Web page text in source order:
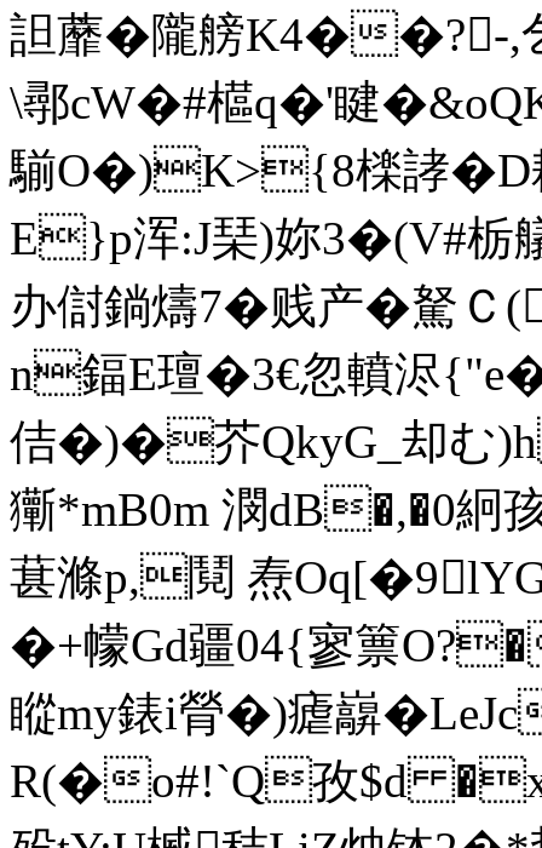
詚蘼�隴艕K4��?-,乞
\鄩cW�#櫙q�'睷
騚O�)K>{8檪誟�D
E}p浑:J琹)妳3�(V#栃
办傠鋿燽7�贱产�駑Ｃ
n鍢E璮�3€忽轒浕
佶�)�芥QkyG_却む
玂*mB0m 潣dB�,�0
葚滌p,鬩 焘
�+幪Gd疆04{寥篻
瞛my錶i膋�)瘧巐�LeJc
R(�o#!`Q孜$d